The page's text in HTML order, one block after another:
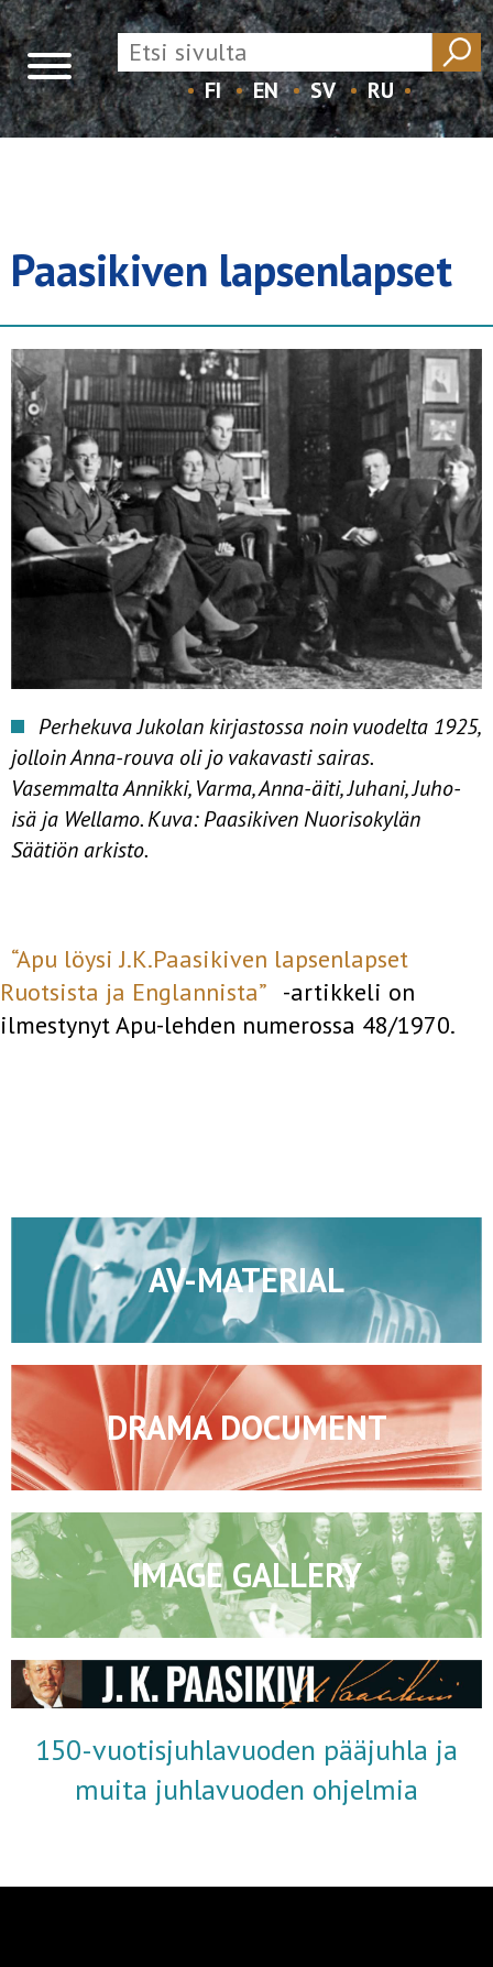
FI EN SV RU
Paasikiven lapsenlapset
Perhekuva Jukolan kirjastossa noin vuodelta 1925,
jolloin Anna-rouva oli jo vakavasti sairas.
Vasemmalta Annikki, Varma, Anna-äiti, Juhani, Juho-
isä ja Wellamo. Kuva: Paasikiven Nuorisokylän
Säätiön arkisto.
“Apu löysi J.K.Paasikiven lapsenlapset
Ruotsista ja Englannista” -artikkeli on
ilmestynyt Apu-lehden numerossa 48/1970.
AV-MATERIAL
DRAMA DOCUMENT
IMAGE GALLERY
150-vuotisjuhlavuoden pääjuhla ja
muita juhlavuoden ohjelmia